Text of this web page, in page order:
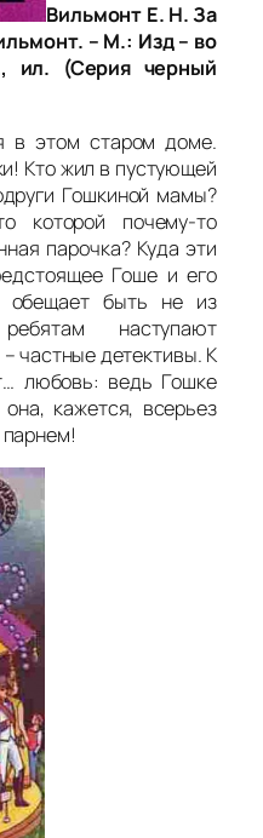
Вильмонт Е. Н. За
– М.: Изд – во
ил. (Серия черный
в этом старом доме.
Кто жил в пустующей
Гошкиной мамы?
которой почему-то
парочка? Куда эти
Гоше и его
обещает быть не из
наступают
частные детективы. К
любовь: ведь Гошке
кажется, всерьез